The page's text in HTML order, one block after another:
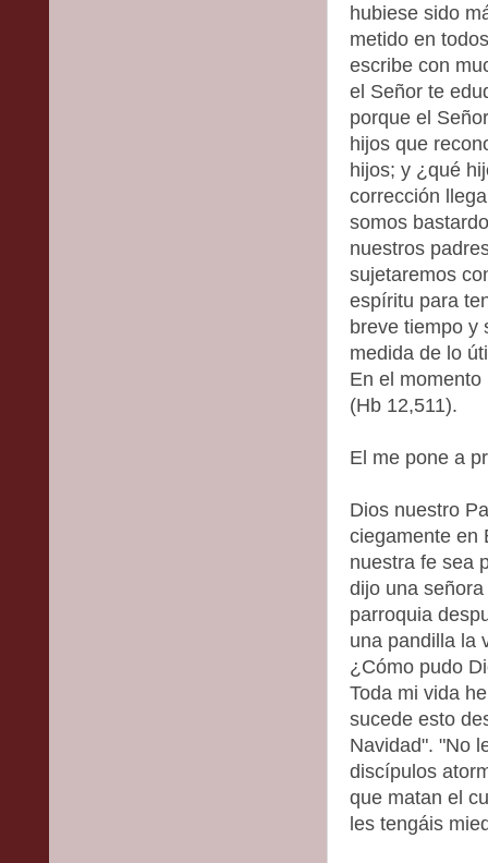
hubiese sido
metido en
escribe con
el Señor te
porque el
hijos que
hijos; y ¿qué
corrección
somos
nuestros
sujetaremos
espíritu para
breve tiempo y
medida de lo
En el
(Hb 12,511).
El me pone a
Dios nuestro
ciegamente en
nuestra fe sea
dijo una
parroquia
una pandilla la
¿Cómo pudo
Toda mi vida
sucede esto
Navidad". "No
discípulos
que matan el
les tengáis